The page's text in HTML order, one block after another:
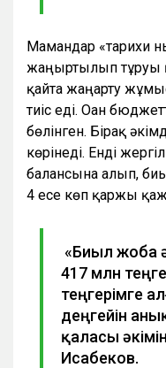
Мамандар «тарихи
жаңғыртылып тұруы
қайта жаңарту
тиіс еді. Оған
бөлінген. Бірақ
көрінеді. Енді
балансына алып,
4 есе көп қаржы
«Биыл жоба
417 млн
теңгерімге
деңгейін
қаласы
Исабеков.